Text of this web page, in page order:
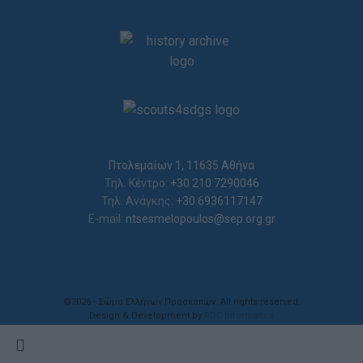
Πτολεμαίων 1, 11635 Αθήνα
Τηλ. Κέντρο: +30 210.7290046
Τηλ. Ανάγκης: +30 6936117147
E-mail: ntsesmelopoulos@sep.org.gr
©2026 - Σώμα Ελλήνων Προσκόπων. All rights reserved.
Design & Development by